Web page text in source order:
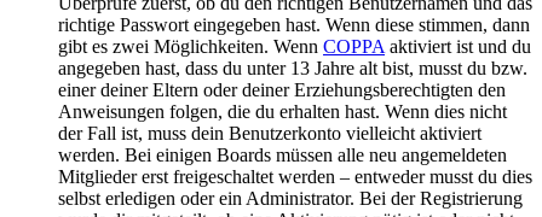
richtige Passwort eingegeben hast. Wenn diese stimmen, dann
gibt es zwei Möglichkeiten. Wenn COPPA aktiviert ist und du
angegeben hast, dass du unter 13 Jahre alt bist, musst du bzw.
einer deiner Eltern oder deiner Erziehungsberechtigten den
Anweisungen folgen, die du erhalten hast. Wenn dies nicht
der Fall ist, muss dein Benutzerkonto vielleicht aktiviert
werden. Bei einigen Boards müssen alle neu angemeldeten
Mitglieder erst freigeschaltet werden – entweder musst du dies
selbst erledigen oder ein Administrator. Bei der Registrierung